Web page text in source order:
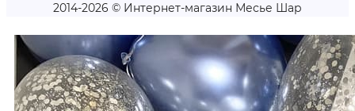
2014-2026 © Интернет-магазин Месье Шар